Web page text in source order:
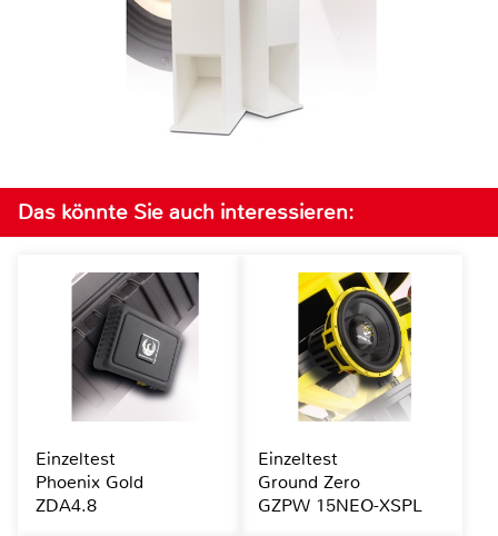
Das könnte Sie auch interessieren:
Einzeltest
Phoenix Gold
ZDA4.8
Einzeltest
Ground Zero
GZPW 15NEO-XSPL